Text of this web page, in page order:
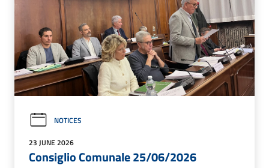
NOTICES
23 JUNE 2026
Consiglio Comunale 25/06/2026